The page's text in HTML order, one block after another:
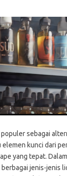
sebagai
elemen kunci dari
yang tepat.
jenis-jenis